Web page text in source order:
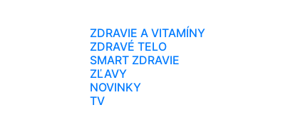
ZDRAVIE A VITAMÍNY
ZDRAVÉ TELO
SMART ZDRAVIE
ZĽAVY
NOVINKY
TV